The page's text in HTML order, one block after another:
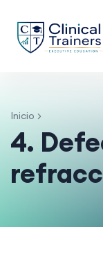
Inicio
4.